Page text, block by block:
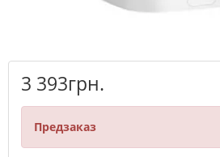
3 393грн.
Предзаказ